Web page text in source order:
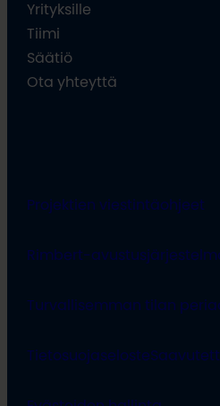
Yrityksille
Tiimi
Säätiö
Ota yhteyttä
Projektien viestintäohjeet
Rimbert-
Turvallisemman tilan
Tietosuojaseloste